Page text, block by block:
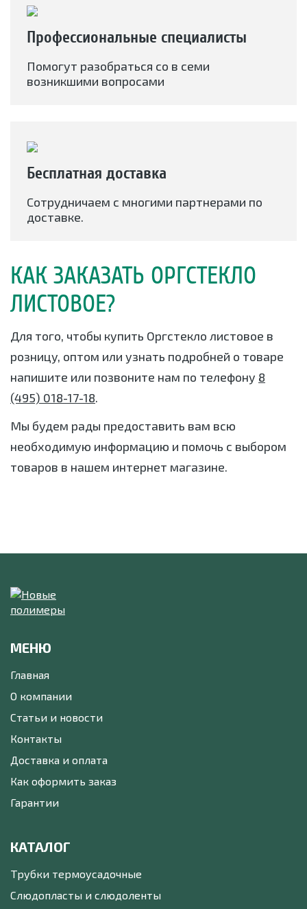
Профессиональные специалисты
Помогут разобраться со в семи
возникшими вопросами
Бесплатная доставка
Сотрудничаем с многими партнерами по
доставке.
КАК ЗАКАЗАТЬ ОРГСТЕКЛО
ЛИСТОВОЕ?
Для того, чтобы купить Оргстекло листовое в
розницу, оптом или узнать подробней о товаре
напишите или позвоните нам по телефону 8
(495) 018-17-18.
Мы будем рады предоставить вам всю
необходимую информацию и помочь с выбором
товаров в нашем интернет магазине.
МЕНЮ
Главная
О компании
Статьи и новости
Контакты
Доставка и оплата
Как оформить заказ
Гарантии
КАТАЛОГ
Трубки термоусадочные
Слюдопласты и слюдоленты